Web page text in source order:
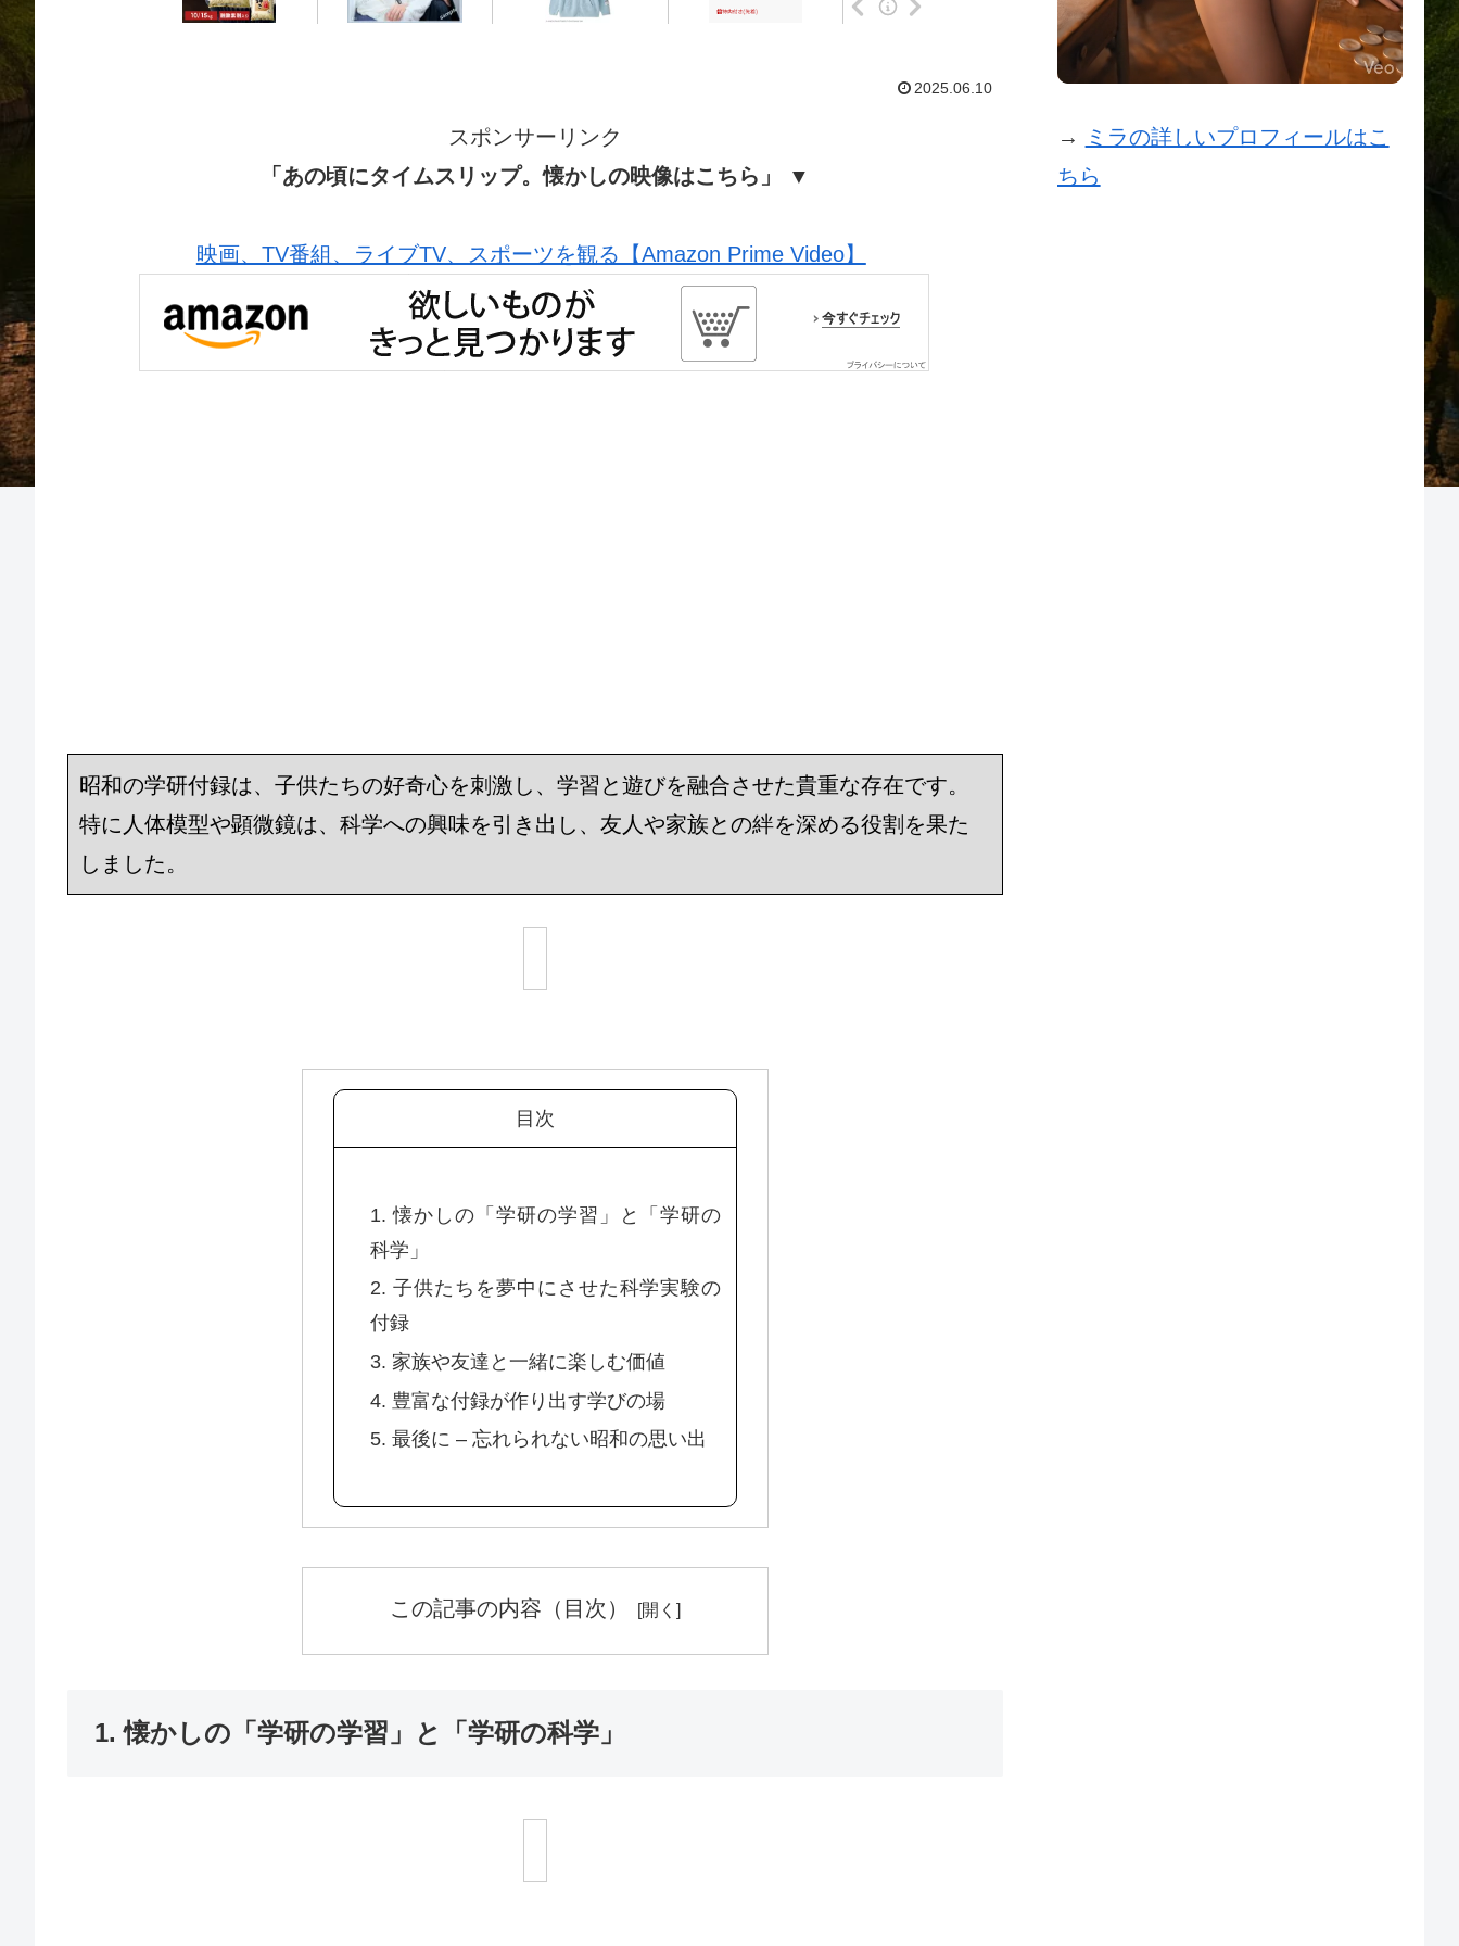
2025.06.10
スポンサーリンク
「あの頃にタイムスリップ。懐かしの映像はこちら」 ▼
映画、TV番組、ライブTV、スポーツを観る【Amazon Prime Video】
昭和の学研付録は、子供たちの好奇心を刺激し、学習と遊びを融合させた貴重な存在です。
特に人体模型や顕微鏡は、科学への興味を引き出し、友人や家族との絆を深める役割を果た
しました。
目次
1. 懐かしの「学研の学習」と「学研の
科学」
2. 子供たちを夢中にさせた科学実験の
付録
3. 家族や友達と一緒に楽しむ価値
4. 豊富な付録が作り出す学びの場
5. 最後に – 忘れられない昭和の思い出
この記事の内容（目次）
1. 懐かしの「学研の学習」と「学研の科学」
→
ミラの詳しいプロフィールはこ
ちら